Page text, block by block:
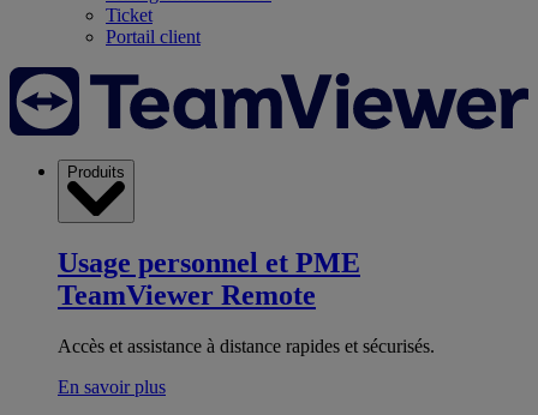
Ticket
Portail client
Produits
Usage personnel et PME
TeamViewer Remote
Accès et assistance à distance rapides et sécurisés.
En savoir plus